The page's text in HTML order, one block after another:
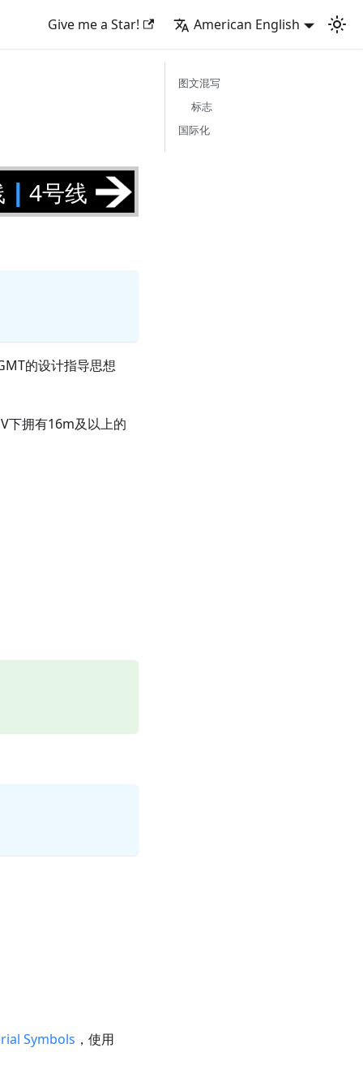
Give me a Star! American English
| 4号线
的设计指导思想
下拥有16m及以上的
Symbols ，使用
图文混写
标志
国际化